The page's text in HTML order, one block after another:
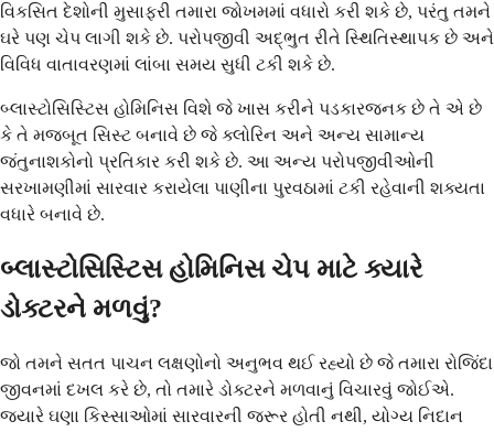
વિકસિત દેશોની મુસાફરી તમારા જોખમમાં વધારો કરી શકે છે, પરંતુ તમને
ઘરે પણ ચેપ લાગી શકે છે. પરોપજીવી અદ્ભુત રીતે સ્થિતિસ્થાપક છે અને
વિવિધ વાતાવરણમાં લાંબા સમય સુધી ટકી શકે છે.
બ્લાસ્ટોસિસ્ટિસ હોમિનિસ વિશે જે ખાસ કરીને પડકારજનક છે તે એ છે
કે તે મજબૂત સિસ્ટ બનાવે છે જે ક્લોરિન અને અન્ય સામાન્ય
જંતુનાશકોનો પ્રતિકાર કરી શકે છે. આ અન્ય પરોપજીવીઓની
સરખામણીમાં સારવાર કરાયેલા પાણીના પુરવઠામાં ટકી રહેવાની શક્યતા
વધારે બનાવે છે.
બ્લાસ્ટોસિસ્ટિસ હોમિનિસ ચેપ માટે ક્યારે
ડોક્ટરને મળવું?
જો તમને સતત પાચન લક્ષણોનો અનુભવ થઈ રહ્યો છે જે તમારા રોજિંદા
જીવનમાં દખલ કરે છે, તો તમારે ડોક્ટરને મળવાનું વિચારવું જોઈએ.
જ્યારે ઘણા કિસ્સાઓમાં સારવારની જરૂર હોતી નથી, યોગ્ય નિદાન